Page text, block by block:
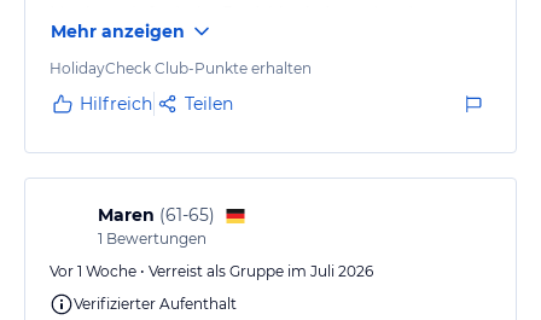
schwierig, KI funktioniert schlecht.
Mehr anzeigen
HolidayCheck Club-Punkte erhalten
Hilfreich Teilen
Maren (61-65)
1 Bewertungen
Vor 1 Woche • Verreist als Gruppe im Juli 2026
Verifizierter Aufenthalt